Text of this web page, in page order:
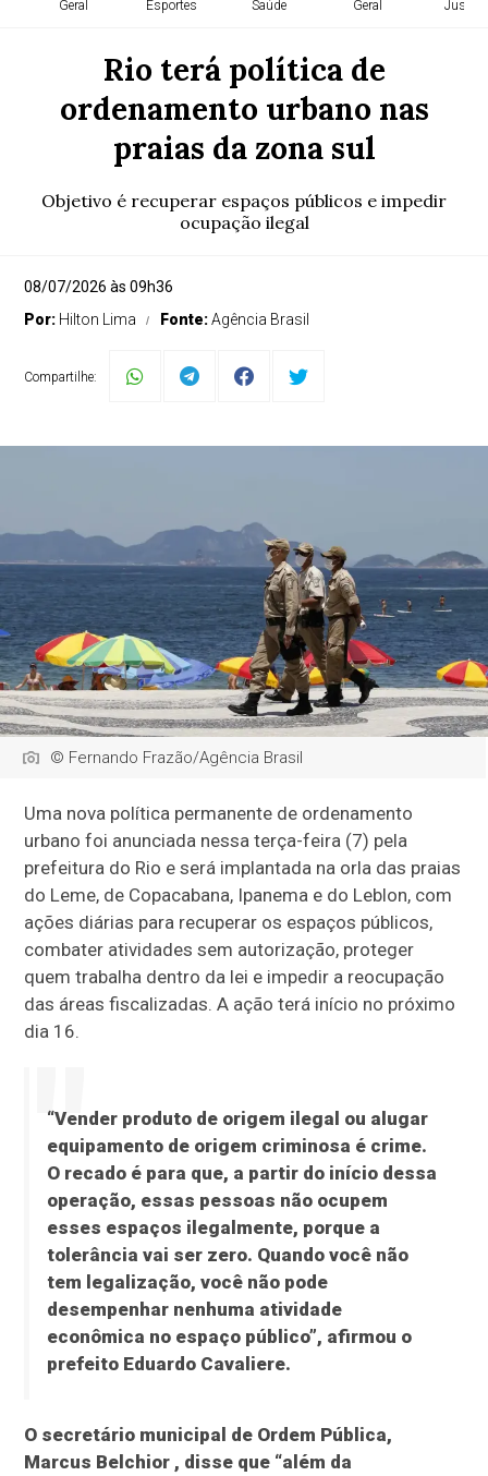
Geral Esportes Saúde Geral Justiça
Rio terá política de
ordenamento urbano nas
praias da zona sul
Objetivo é recuperar espaços públicos e impedir
ocupação ilegal
08/07/2026 às 09h36
Por: Hilton Lima Fonte:Agência Brasil
Compartilhe:
© Fernando Frazão/Agência Brasil
Uma nova política permanente de ordenamento
urbano foi anunciada nessa terça-feira (7) pela
prefeitura do Rio e será implantada na orla das praias
do Leme, de Copacabana, Ipanema e do Leblon, com
ações diárias para recuperar os espaços públicos,
combater atividades sem autorização, proteger
quem trabalha dentro da lei e impedir a reocupação
das áreas fiscalizadas. A ação terá início no próximo
dia 16.
“Vender produto de origem ilegal ou alugar
equipamento de origem criminosa é crime.
O recado é para que, a partir do início dessa
operação, essas pessoas não ocupem
esses espaços ilegalmente, porque a
tolerância vai ser zero. Quando você não
tem legalização, você não pode
desempenhar nenhuma atividade
econômica no espaço público”, afirmou o
prefeito Eduardo Cavaliere.
O secretário municipal de Ordem Pública,
Marcus Belchior , disse que “além da